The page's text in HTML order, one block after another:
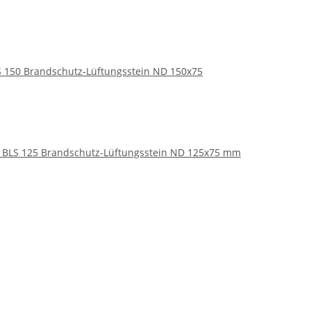
150 Brandschutz-Lüftungsstein ND 150x75